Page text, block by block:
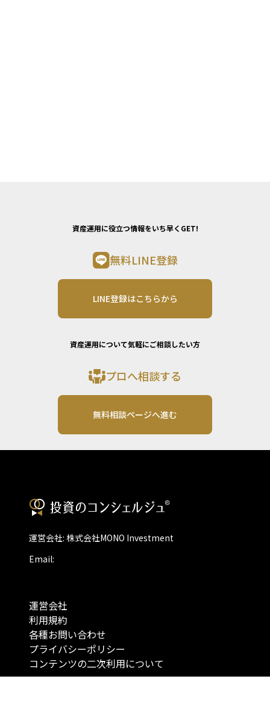
資産運用に役立つ情報をいち早くGET!
無料LINE登録
LINE登録はこちらから
資産運用について気軽にご相談したい方
プロへ相談する
無料相談ページへ進む
運営会社: 株式会社MONO Investment
Email:
運営会社
利用規約
各種お問い合わせ
プライバシーポリシー
コンテンツの二次利用について